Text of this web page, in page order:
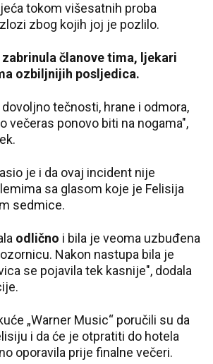
tokom višesatnih proba
zbog kojih joj je pozlilo.
članove tima, ljekari
ozbiljnijih posljedica.
tečnosti, hrane i odmora,
večeras ponovo biti na nogama",
je i da ovaj incident nije
sa glasom koje je Felisija
sedmice.
odlično i bila je veoma uzbuđena
Nakon nastupa bila je
se pojavila tek kasnije", dodala
„Warner Music“ poručili su da
i da će je otpratiti do hotela
oporavila prije finalne večeri.